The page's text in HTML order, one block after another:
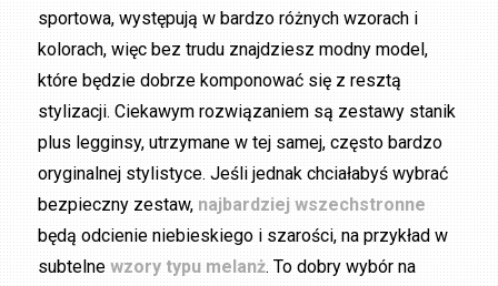
sportowa, występują w bardzo różnych wzorach i
kolorach, więc bez trudu znajdziesz modny model,
które będzie dobrze komponować się z resztą
stylizacji. Ciekawym rozwiązaniem są zestawy stanik
plus legginsy, utrzymane w tej samej, często bardzo
oryginalnej stylistyce. Jeśli jednak chciałabyś wybrać
bezpieczny zestaw, najbardziej wszechstronne
będą odcienie niebieskiego i szarości, na przykład w
subtelnewzory typu melanż. To dobry wybór na